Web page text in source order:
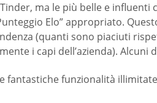
ma le più belle e influenti
Elo” appropriato.
(quanti sono piaciuti
i capi dell’azienda).
fantastiche funzionalità